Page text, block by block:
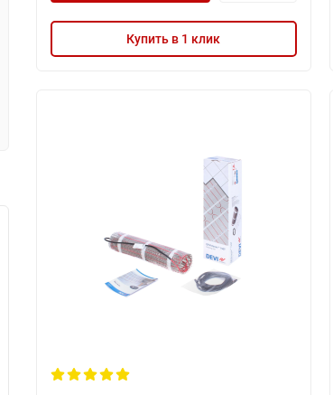
Купить в 1 клик